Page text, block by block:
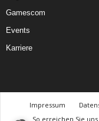
Gamescom
Events
Karriere
Impressum
So erreichen Sie uns